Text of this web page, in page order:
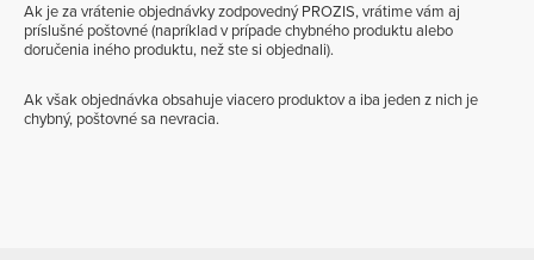
Ak je za vrátenie objednávky zodpovedný PROZIS, vrátime vám aj
príslušné poštovné (napríklad v prípade chybného produktu alebo
doručenia iného produktu, než ste si objednali).
Ak však objednávka obsahuje viacero produktov a iba jeden z nich je
chybný, poštovné sa nevracia.